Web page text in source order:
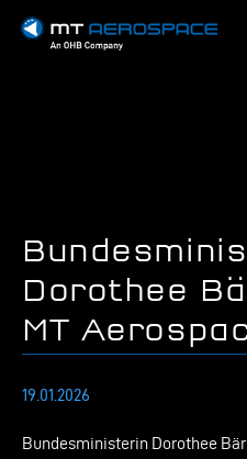
Dorothee
MT
19.01.2026
Bundesministerin Dorothee